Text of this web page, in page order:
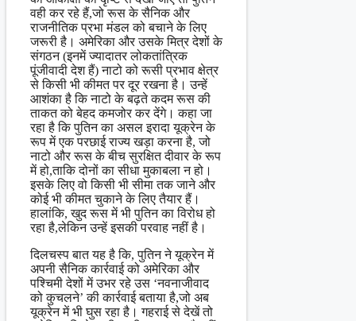
वही कर रहे हैं,जो रूस के सैनिक और
राजनीतिक प्रभा मंडल को बचाने के लिए
जरूरी है। अमेरिका और उसके मित्र देशों के
संगठन (इनमें ज्यादातर लोकतांत्रिक
पूंजीवादी देश हैं) नाटो को रूसी प्रभाव क्षेत्र
से किसी भी कीमत पर दूर रखना है। उन्हें
आशंका है कि नाटो के बढ़ते कदम रूस की
ताकत को बेहद कमजोर कर देंगे। कहा जा
रहा है कि पुतिन का असल इरादा यूक्रेन के
रूप में एक परछाई राज्य खड़ा करना है, जो
नाटो और रूस के बीच सुरक्षित दीवार के रूप
में हो,ताकि दोनों का सीधा मुकाबला न हो।
इसके लिए वो किसी भी सीमा तक जाने और
कोई भी कीमत चुकाने के लिए तैयार हैं।
हालांकि, खुद रूस में भी पुतिन का विरोध हो
रहा है,लेकिन उन्हें इसकी परवाह नहीं है।
दिलचस्प बात यह है कि, पुतिन ने यूक्रेन में
अपनी सैनिक कार्रवाई को अमेरिका और
पश्चिमी देशों में उभर रहे उस ‘नवनाजीवाद
को कुचलने’ की कार्रवाई बताया है,जो अब
यूक्रेन में भी घुस रहा है। गहराई से देखें तो